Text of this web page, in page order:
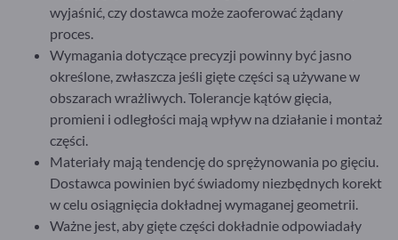
wyjaśnić, czy dostawca może zaoferować żądany
proces.
Wymagania dotyczące precyzji powinny być jasno
określone, zwłaszcza jeśli gięte części są używane w
obszarach wrażliwych. Tolerancje kątów gięcia,
promieni i odległości mają wpływ na działanie i montaż
części.
Materiały mają tendencję do sprężynowania po gięciu.
Dostawca powinien być świadomy niezbędnych korekt
w celu osiągnięcia dokładnej wymaganej geometrii.
Ważne jest, aby gięte części dokładnie odpowiadały